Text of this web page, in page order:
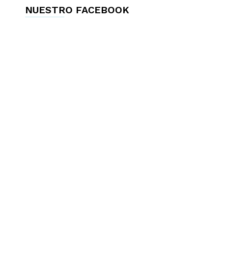
NUESTRO FACEBOOK